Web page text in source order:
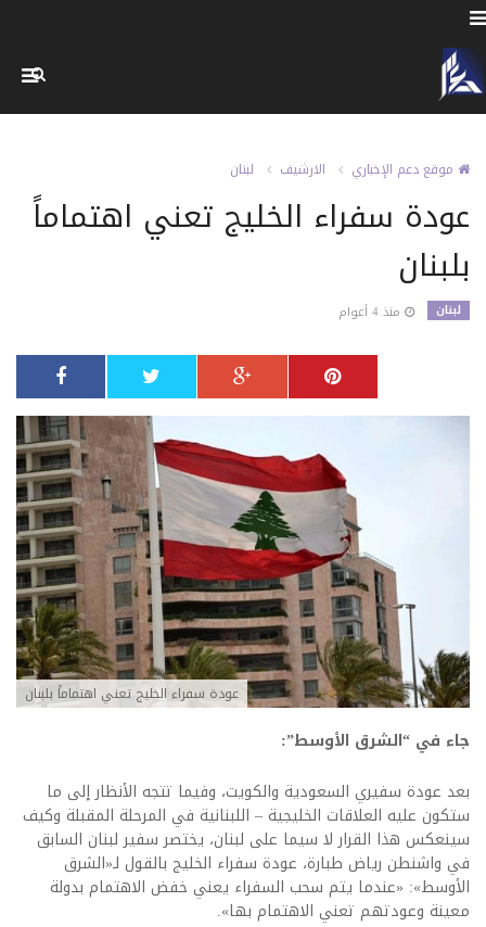
موقع دعم الإخباري الارشيف لبنان
عودة سفراء الخليج تعني اهتماماً
بلبنان
لبنان منذ 4 أعوام
عودة سفراء الخليج تعني اهتماماً بلبنان
جاء في “الشرق الأوسط”:
بعد عودة سفيري السعودية والكويت، وفيما تتجه الأنظار إلى ما
ستكون عليه العلاقات الخليجية – اللبنانية في المرحلة المقبلة وكيف
سينعكس هذا القرار لا سيما على لبنان، يختصر سفير لبنان السابق
في واشنطن رياض طبارة، عودة سفراء الخليج بالقول لـ«الشرق
الأوسط»: «عندما يتم سحب السفراء يعني خفض الاهتمام بدولة
معينة وعودتهم تعني الاهتمام بها».